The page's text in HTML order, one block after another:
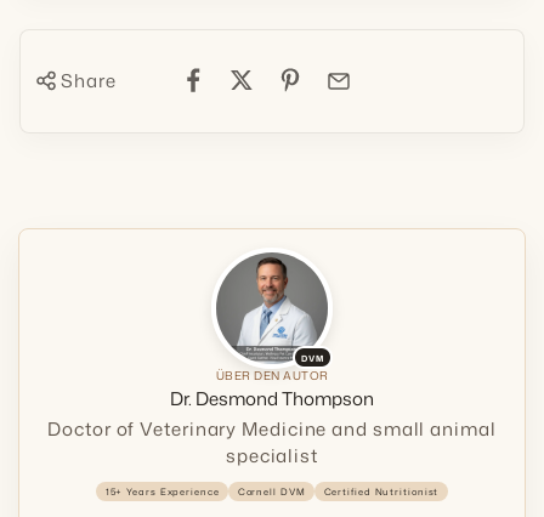
Share
DVM
ÜBER DEN AUTOR
Dr. Desmond Thompson
Doctor of Veterinary Medicine and small animal
specialist
15+ Years Experience Cornell DVM Certified Nutritionist